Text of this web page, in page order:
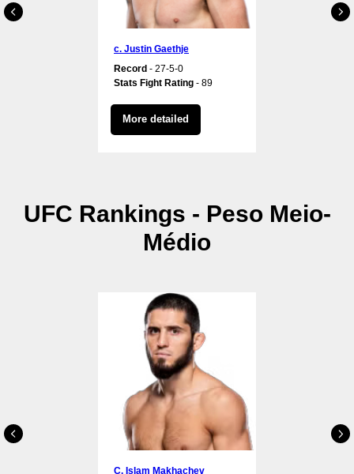
с. Justin Gaethje
Record - 27-5-0
Stats Fight Rating - 89
More detailed
UFC Rankings - Peso Meio-
Médio
С. Islam Makhachev